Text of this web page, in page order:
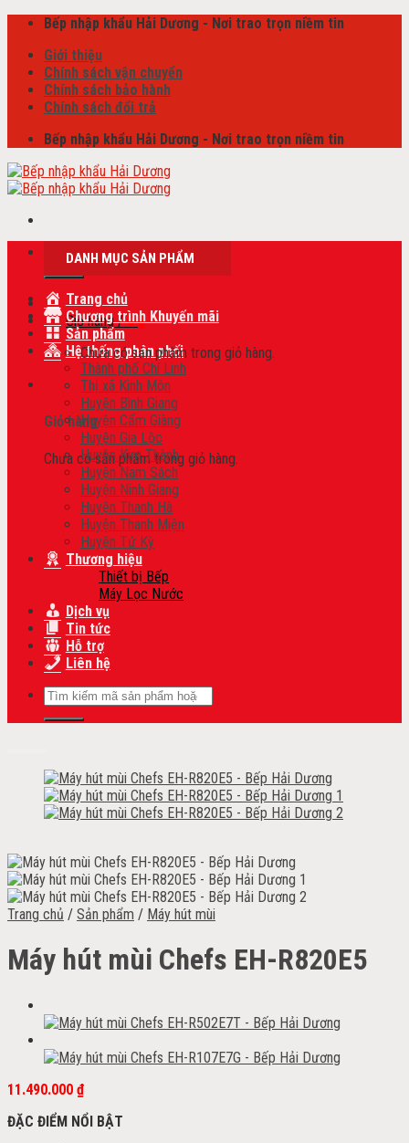
Skip
content
Bếp nhập khẩu Hải Dương - Nơi trao trọn niềm tin
Giới thiệu
Chính sách vận chuyển
Chính sách bảo hành
Chính sách đổi trả
Bếp nhập khẩu Hải Dương - Nơi trao trọn niềm tin
kiếm:
Giỏ hàng /0₫
Chưa có sản phẩm trong giỏ hàng.
Giỏ hàng
Chưa có sản phẩm trong giỏ hàng.
DANH MỤC SẢN PHẨM
Trang chủ
Chương trình Khuyến mãi
Sản phẩm
Hệ thống phân phối
Thành phố Chí Linh
Thị xã Kinh Môn
Huyện Bình Giang
Huyện Cẩm Giàng
Huyện Gia Lộc
Huyện Kim Thành
Huyện Nam Sách
Huyện Ninh Giang
Huyện Thanh Hà
Huyện Thanh Miện
Huyện Tứ Kỳ
Thương hiệu
Thiết bị Bếp
Máy Lọc Nước
Dịch vụ
Tin tức
Hỗ trợ
Liên hệ
Tìm
kiếm:
Trang chủ / Sản phẩm / Máy hút mùi
Máy hút mùi Chefs EH-R820E5
11.490.000 ₫
ĐẶC ĐIỂM NỔI BẬT